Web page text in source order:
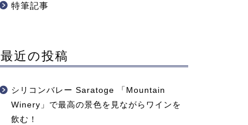
特筆記事
最近の投稿
シリコンバレー Saratoge 「Mountain
Winery」で最高の景色を見ながらワインを
飲む！